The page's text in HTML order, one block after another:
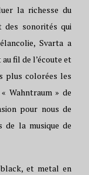
la richesse du
sonorités qui
Svarta a
fil de l’écoute et
plus colorées les
Wahntraum » de
pour nous de
de la musique de
et metal en